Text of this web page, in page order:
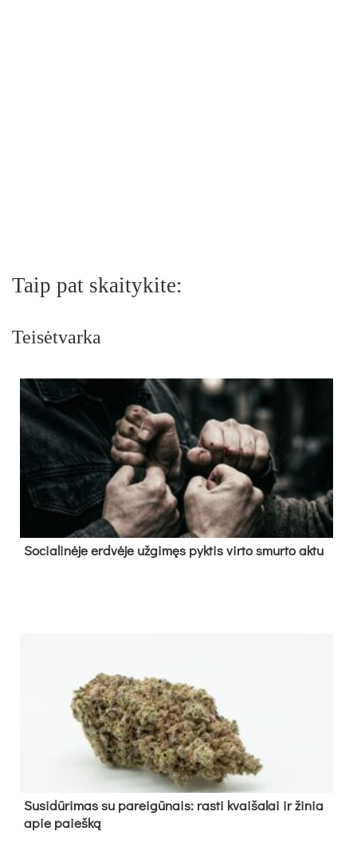
Taip pat skaitykite:
Teisėtvarka
So­cia­li­nė­je erd­vė­je už­gi­męs pyk­tis vir­to smur­to ak­tu
Su­si­dū­ri­mas su pa­rei­gū­nais: ras­ti kvai­ša­lai ir ži­nia
apie paieš­ką